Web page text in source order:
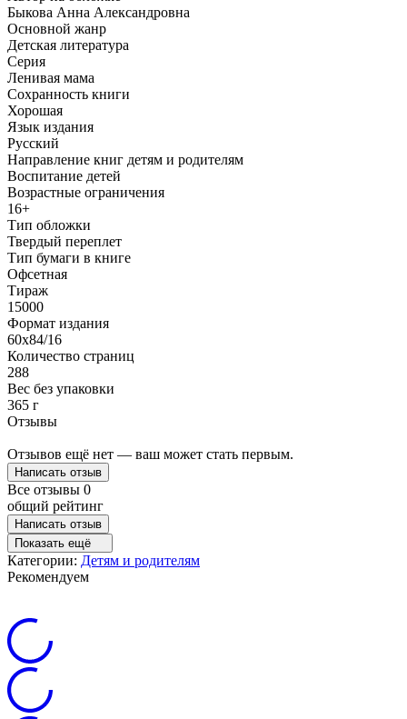
Быкова Анна Александровна
Основной жанр
Детская литература
Серия
Ленивая мама
Сохранность книги
Хорошая
Язык издания
Русский
Направление книг детям и родителям
Воспитание детей
Возрастные ограничения
16+
Тип обложки
Твердый переплет
Тип бумаги в книге
Офсетная
Тираж
15000
Формат издания
60x84/16
Количество страниц
288
Вес без упаковки
365 г
Отзывы
Отзывов ещё нет — ваш может стать первым.
Написать отзыв
Все отзывы 0
общий рейтинг
Написать отзыв
Показать ещё
Категории: Детям и родителям
Рекомендуем